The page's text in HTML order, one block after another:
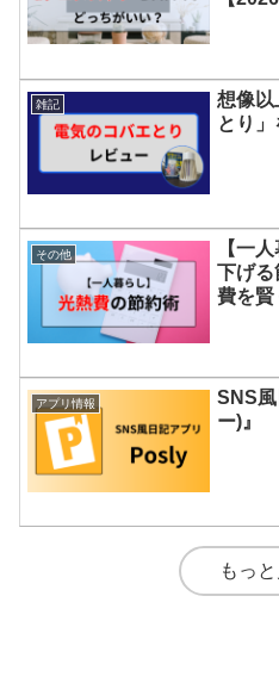
雑記
想像以
とり
その他
【一
下げる
費を賢
アプリ情報
SNS
ー)』
もっ